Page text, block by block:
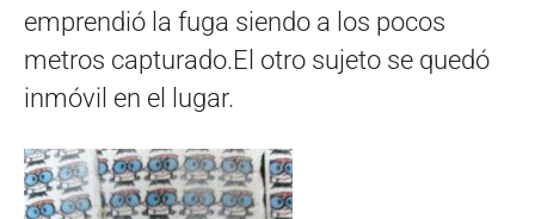
emprendió la fuga siendo a los pocos
metros capturado.El otro sujeto se quedó
inmóvil en el lugar.